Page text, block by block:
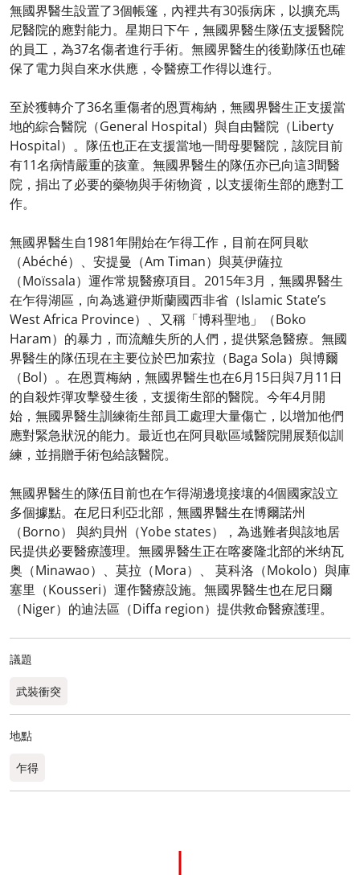
無國界醫生設置了3個帳篷，內裡共有30張病床，以擴充馬
尼醫院的應對能力。星期日下午，無國界醫生隊伍支援醫院
的員工，為37名傷者進行手術。無國界醫生的後勤隊伍也確
保了電力與自來水供應，令醫療工作得以進行。
至於獲轉介了36名重傷者的恩賈梅納，無國界醫生正支援當
地的綜合醫院（General Hospital）與自由醫院（Liberty
Hospital）。隊伍也正在支援當地一間母嬰醫院，該院目前
有11名病情嚴重的孩童。無國界醫生的隊伍亦已向這3間醫
院，捐出了必要的藥物與手術物資，以支援衛生部的應對工
作。
無國界醫生自1981年開始在乍得工作，目前在阿貝歇
（Abéché）、安提曼（Am Timan）與莫伊薩拉
（Moïssala）運作常規醫療項目。2015年3月，無國界醫生
在乍得湖區，向為逃避伊斯蘭國西非省（Islamic State’s
West Africa Province）、又稱「博科聖地」（Boko
Haram）的暴力，而流離失所的人們，提供緊急醫療。無國
界醫生的隊伍現在主要位於巴加索拉（Baga Sola）與博爾
（Bol）。在恩賈梅納，無國界醫生也在6月15日與7月11日
的自殺炸彈攻擊發生後，支援衛生部的醫院。今年4月開
始，無國界醫生訓練衛生部員工處理大量傷亡，以增加他們
應對緊急狀況的能力。最近也在阿貝歇區域醫院開展類似訓
練，並捐贈手術包給該醫院。
無國界醫生的隊伍目前也在乍得湖邊境接壤的4個國家設立
多個據點。在尼日利亞北部，無國界醫生在博爾諾州
（Borno） 與約貝州（Yobe states），為逃難者與該地居
民提供必要醫療護理。無國界醫生正在喀麥隆北部的米纳瓦
奥（Minawao）、莫拉（Mora）、 莫科洛（Mokolo）與庫
塞里（Kousseri）運作醫療設施。無國界醫生也在尼日爾
（Niger）的迪法區（Diffa region）提供救命醫療護理。
議題
武裝衝突
地點
乍得​